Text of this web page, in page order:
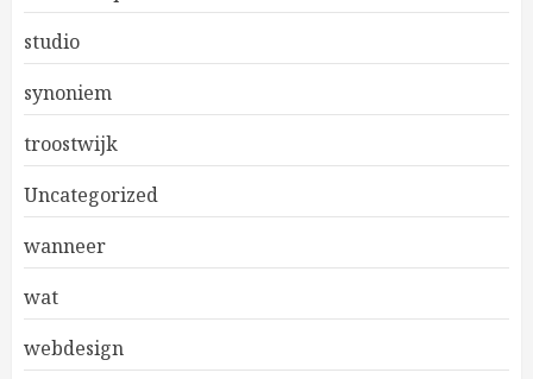
studio
synoniem
troostwijk
Uncategorized
wanneer
wat
webdesign